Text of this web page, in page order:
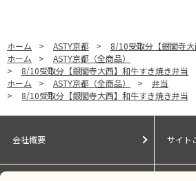
ホーム > ASTY京都 >
8/10受取分【銀閣寺
ホーム
>
ASTY京都（全商品）
>
8/10受取分【銀閣寺大西】和牛すき焼き弁当
ホーム
> ASTY京都（全商品） >
弁当
>
8/10受取分【銀閣寺大西】和牛すき焼き弁当
会社概要 サイト